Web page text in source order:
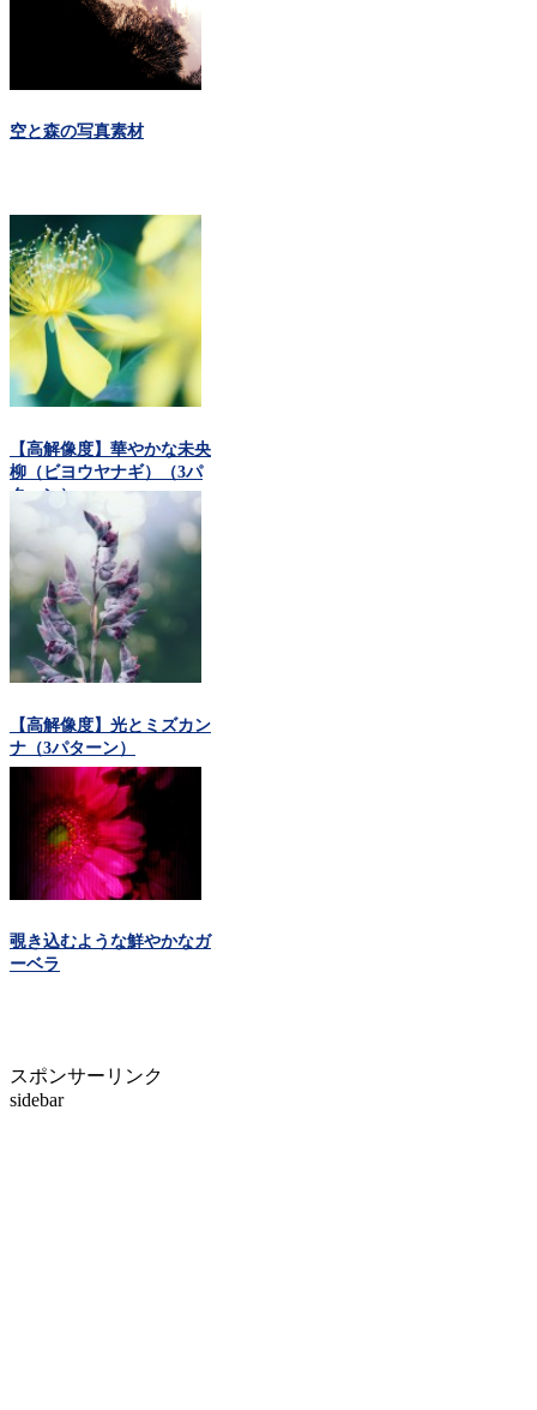
空と森の写真素材
【高解像度】華やかな未央
柳（ビヨウヤナギ）（3パ
ターン）
【高解像度】光とミズカン
ナ（3パターン）
覗き込むような鮮やかなガ
ーベラ
スポンサーリンク
sidebar